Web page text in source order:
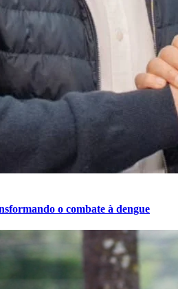
o combate à dengue